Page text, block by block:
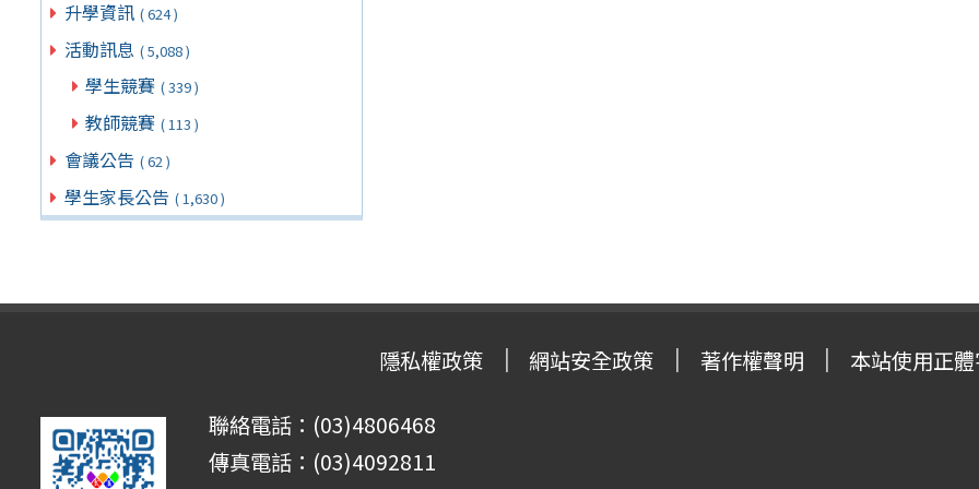
升學資訊 ( 624 )
活動訊息 ( 5,088 )
學生競賽 ( 339 )
教師競賽 ( 113 )
會議公告 ( 62 )
學生家長公告 ( 1,630 )
隱私權政策 網站安全政策 著作權聲明 本站使用正
聯絡電話：(03)4806468
傳真電話：(03)4092811